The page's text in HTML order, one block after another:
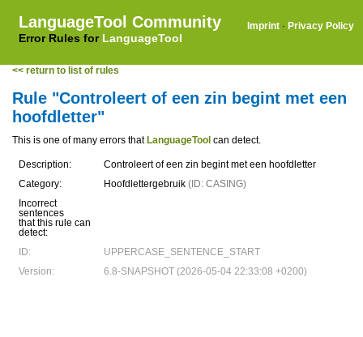
LanguageTool Community
Error Rules for LanguageTool
Imprint · Privacy Policy
<< return to list of rules
Rule "Controleert of een zin begint met een
hoofdletter"
This is one of many errors that LanguageTool can detect.
Description:
Controleert of een zin begint met een hoofdletter
Category:
Hoofdlettergebruik (ID: CASING)
Incorrect
sentences
that this rule can
detect:
ID:
UPPERCASE_SENTENCE_START
Version:
6.8-SNAPSHOT (2026-05-04 22:33:08 +0200)